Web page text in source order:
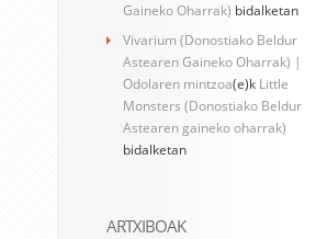
Gaineko Oharrak) bidalketan
Vivarium (Donostiako Beldur
Astearen Gaineko Oharrak) |
Odolaren mintzoa(e)k Little
Monsters (Donostiako Beldur
Astearen gaineko oharrak)
bidalketan
ARTXIBOAK